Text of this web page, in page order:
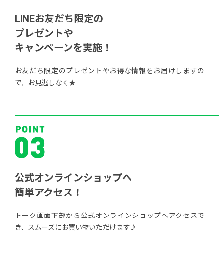
LINEお友だち限定の
プレゼントや
キャンペーンを実施！
お友だち限定のプレゼントやお得な情報をお届けしますの
で、お見逃しなく★
公式オンラインショップへ
簡単アクセス！
トーク画面下部から公式オンラインショップへアクセスで
き、スムーズにお買い物いただけます♪